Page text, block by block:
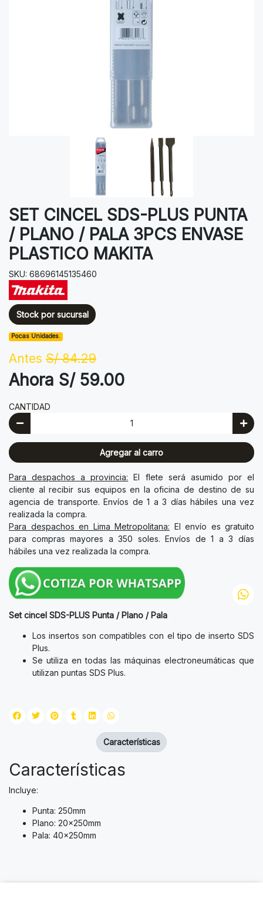
SET CINCEL SDS-PLUS PUNTA
/ PLANO / PALA 3PCS ENVASE
PLASTICO MAKITA
SKU: 68696145135460
Stock por sucursal
Pocas Unidades.
Antes S/ 84.29
Ahora S/ 59.00
CANTIDAD
Agregar al carro
Para despachos a provincia: El flete será asumido por el
cliente al recibir sus equipos en la oficina de destino de su
agencia de transporte. Envíos de 1 a 3 días hábiles una vez
realizada la compra.
Para despachos en Lima Metropolitana: El envío es gratuito
para compras mayores a 350 soles. Envíos de 1 a 3 días
hábiles una vez realizada la compra.
Set cincel SDS-PLUS Punta / Plano / Pala
Los insertos son compatibles con el tipo de inserto SDS
Plus.
Se utiliza en todas las máquinas electroneumáticas que
utilizan puntas SDS Plus.
Características
Incluye:
Punta: 250mm
Plano: 20x250mm
Pala: 40x250mm
Características